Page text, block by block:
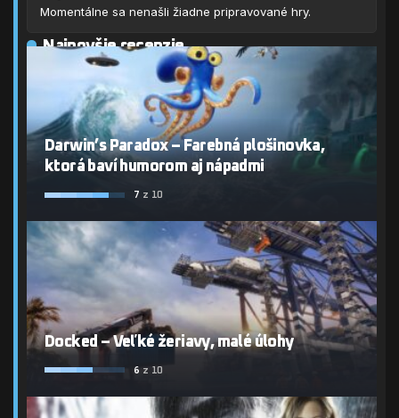
Momentálne sa nenašli žiadne pripravované hry.
Najnovšie recenzie
Darwin’s Paradox – Farebná plošinovka,
ktorá baví humorom aj nápadmi
7 z 10
Docked – Veľké žeriavy, malé úlohy
6 z 10